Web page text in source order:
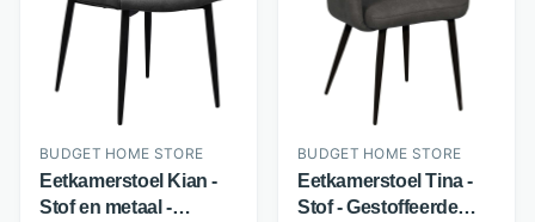
BUDGET HOME STORE
Eetkamerstoel Kian -
Stof en metaal -
BUDGET HOME STORE
Eetkamerstoel Tina -
Stof - Gestoffeerde